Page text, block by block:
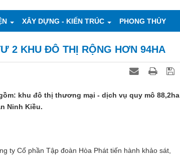
XÂY DỰNG - KIẾN TRÚC PHONG THỦY
2 KHU ĐÔ THỊ RỘNG HƠN 94HA
khu đô thị thương mại - dịch vụ quy mô 88,2ha
Ninh Kiều.
ty Cổ phần Tập đoàn Hòa Phát tiến hành khảo sát,